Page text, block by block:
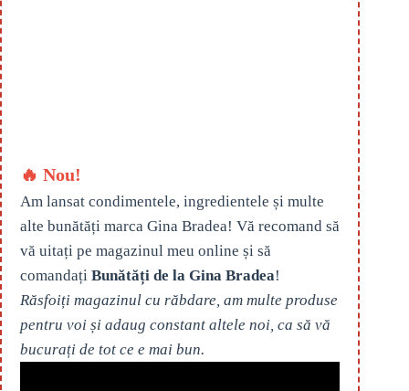
🔥 Nou!
Am lansat condimentele, ingredientele și multe
alte bunătăți marca Gina Bradea! Vă recomand să
vă uitați pe magazinul meu online și să
comandați Bunătăți de la Gina Bradea!
Răsfoiți magazinul cu răbdare, am multe produse
pentru voi și adaug constant altele noi, ca să vă
bucurați de tot ce e mai bun.